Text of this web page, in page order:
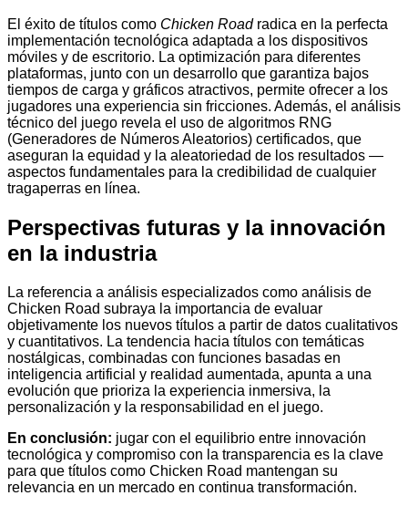
El éxito de títulos como Chicken Roadradica en la perfecta
implementación tecnológica adaptada a los dispositivos
móviles y de escritorio. La optimización para diferentes
plataformas, junto con un desarrollo que garantiza bajos
tiempos de carga y gráficos atractivos, permite ofrecer a los
jugadores una experiencia sin fricciones. Además, el análisis
técnico del juego revela el uso de algoritmos RNG
(Generadores de Números Aleatorios) certificados, que
aseguran la equidad y la aleatoriedad de los resultados —
aspectos fundamentales para la credibilidad de cualquier
tragaperras en línea.
Perspectivas futuras y la innovación
en la industria
La referencia a análisis especializados como análisis de
Chicken Road subraya la importancia de evaluar
objetivamente los nuevos títulos a partir de datos cualitativos
y cuantitativos. La tendencia hacia títulos con temáticas
nostálgicas, combinadas con funciones basadas en
inteligencia artificial y realidad aumentada, apunta a una
evolución que prioriza la experiencia inmersiva, la
personalización y la responsabilidad en el juego.
En conclusión: jugar con el equilibrio entre innovación
tecnológica y compromiso con la transparencia es la clave
para que títulos como Chicken Road mantengan su
relevancia en un mercado en continua transformación.